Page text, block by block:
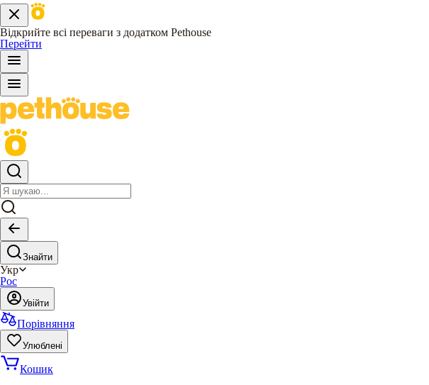
Відкрийте всі переваги з додатком Pethouse
Перейти
Знайти
Укр
Рос
Увійти
Порівняння
Улюблені
Кошик